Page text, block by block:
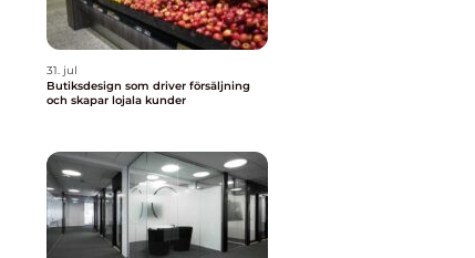
31. jul
Butiksdesign som driver försäljning
och skapar lojala kunder